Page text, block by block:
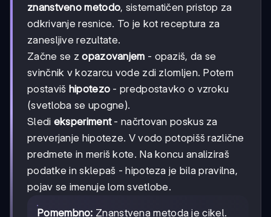
znanstveno metodo, sistematičen pristop za
odkrivanje resnice. To je kot receptura za
zanesljive rezultate.
Začne se zopazovanjem - opaziš, da se
svinčnik v kozarcu vode zdi zlomljen. Potem
postaviš hipotezo - predpostavko o vzroku
(svetloba se upogne).
Sledi eksperiment- načrtovan poskus za
preverjanje hipoteze. V vodo potopišš različne
predmete in meriš kote. Na koncu analiziraš
podatke in sklepaš - hipoteza je bila pravilna,
pojav se imenuje lom svetlobe.
Pomembno: Znanstvena metoda je cikel.